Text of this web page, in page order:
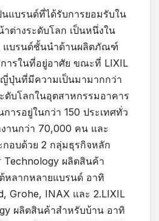
นแบรนด์ที่ได้รับการยอมรับใน
ต่างระดับโลก เป็นหนึ่งใน
แบรนด์ชั้นนำด้านผลิตภัณฑ์
ารในที่อยู่อาศัย ขณะที่ LIXIL
ปุ่นที่มีความเป็นมามากกว่า
ดับโลกในอุตสาหกรรมอาคาร
ารอยู่ในกว่า 150 ประเทศทั่ว
านกว่า 70,000 คน และ
กอบด้วย 2 กลุ่มธุรกิจหลัก
Technology ผลิตสินค้า
หลากหลายแบรนด์ อาทิ
Grohe, INAX และ 2.LIXIL
ผลิตสินค้าสำหรับบ้าน อาทิ